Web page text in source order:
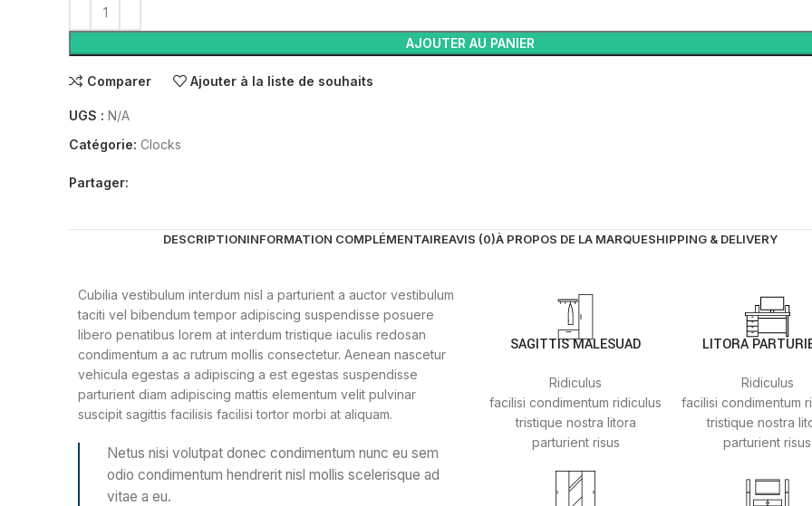
AJOUTER AU PANIER
Comparer Ajouter à la liste de souhaits
UGS : N/A
Catégorie: Clocks
Partager:
DESCRIPTIONINFORMATION COMPLÉMENTAIREAVIS (0)À PROPOS DE LA MARQUESHIPPING & DELIVERY
Cubilia vestibulum interdum nisl a parturient a auctor vestibulum
taciti vel bibendum tempor adipiscing suspendisse posuere
libero penatibus lorem at interdum tristique iaculis redosan
condimentum a ac rutrum mollis consectetur. Aenean nascetur
vehicula egestas a adipiscing a est egestas suspendisse
parturient diam adipiscing mattis elementum velit pulvinar
suscipit sagittis facilisis facilisi tortor morbi at aliquam.
Netus nisi volutpat donec condimentum nunc eu sem
odio condimentum hendrerit nisl mollis scelerisque ad
vitae a eu.
SAGITTIS MALESUAD
Ridiculus
facilisi condimentum ridiculus
tristique nostra litora
parturient risus
LITORA
Ridiculus
facilisi condimentum
tristique nostra
parturient risus